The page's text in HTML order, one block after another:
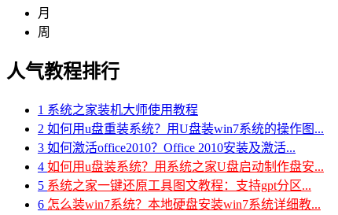
月
周
人气教程排行
1 系统之家装机大师使用教程
2 如何用u盘重装系统？用U盘装win7系统的操作图...
3 如何激活office2010？Office 2010安装及激活...
4 如何用u盘装系统？用系统之家U盘启动制作盘安...
5 系统之家一键还原工具图文教程：支持gpt分区...
6 怎么装win7系统？本地硬盘安装win7系统详细教...